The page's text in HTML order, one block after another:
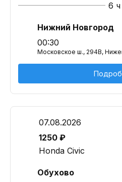
6 ч
Нижний Новгород
00:30
Московское ш., 294В,
07.08.2026
1250 ₽
Honda Civic
Обухово